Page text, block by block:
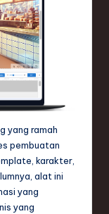
yang ramah
pembuatan
karakter,
alat ini
yang
yang